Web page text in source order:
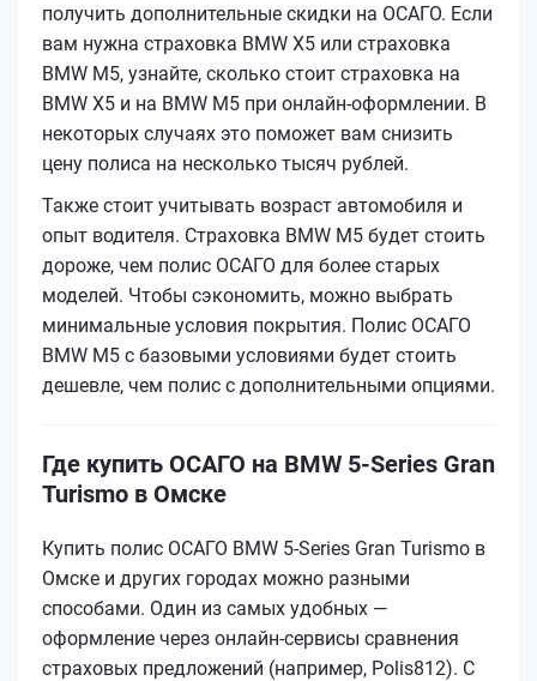
получить дополнительные скидки на ОСАГО. Если
вам нужна страховка BMW X5 или страховка
BMW M5, узнайте, сколько стоит страховка на
BMW X5 и на BMW M5 при онлайн-оформлении. В
некоторых случаях это поможет вам снизить
цену полиса на несколько тысяч рублей.
Также стоит учитывать возраст автомобиля и
опыт водителя. Страховка BMW M5 будет стоить
дороже, чем полис ОСАГО для более старых
моделей. Чтобы сэкономить, можно выбрать
минимальные условия покрытия. Полис ОСАГО
BMW M5 с базовыми условиями будет стоить
дешевле, чем полис с дополнительными опциями.
Где купить ОСАГО на BMW 5-Series Gran
Turismo в Омске
Купить полис ОСАГО BMW 5-Series Gran Turismo в
Омске и других городах можно разными
способами. Один из самых удобных —
оформление через онлайн-сервисы сравнения
страховых предложений (например, Polis812). С